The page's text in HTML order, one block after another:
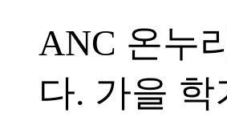
ANC 온누
다. 가을